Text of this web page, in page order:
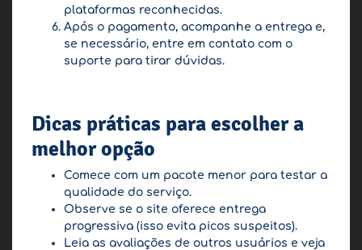
plataformas reconhecidas.
Após o pagamento, acompanhe a entrega e,
se necessário, entre em contato com o
suporte para tirar dúvidas.
Dicas práticas para escolher a
melhor opção
Comece com um pacote menor para testar a
qualidade do serviço.
Observe se o site oferece entrega
progressiva (isso evita picos suspeitos).
Leia as avaliações de outros usuários e veja